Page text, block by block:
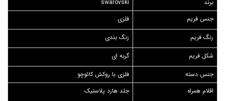
برند
swarovski
جنس فریم
فلزی
رنگ فریم
زنگ بندی
شکل فریم
گربه ای
جنس دسته
فلزی با روکش کائوچو
اقلام همراه
جلد هارد پلاستیک